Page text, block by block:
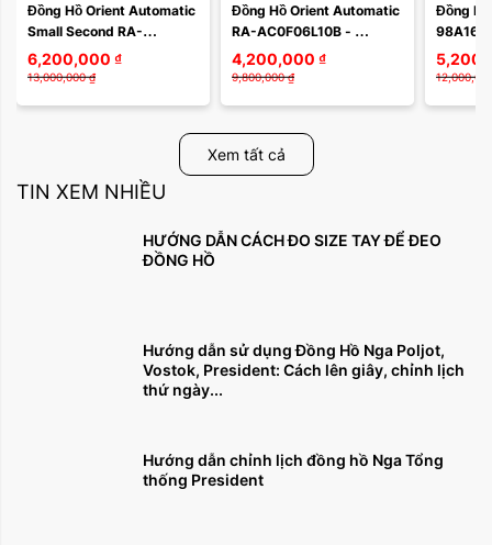
Đồng Hồ Orient Automatic
Small Second RA-
AR0009L10B / RA-
AR0009L30B
6,200,000 ₫
13,000,000 ₫
Đồng Hồ Orient Automatic
RA-AC0F06L10B -
SYMPHONY 3
4,200,000 ₫
9,800,000 ₫
Đồng
98A160
Độc
Thể
Xem tất cả
TIN XEM NHIỀU
HƯỚNG DẪN CÁCH ĐO SIZE TAY ĐỂ ĐEO
ĐỒNG HỒ
Hướng dẫn sử dụng Đồng Hồ Nga Poljot,
Vostok, President: Cách lên giây, chỉnh lịch
thứ ngày...
Hướng dẫn chỉnh lịch đồng hồ Nga Tổng
thống President